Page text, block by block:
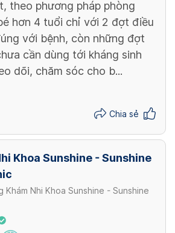
theo phương pháp phòng
hơn 4 tuổi chỉ với 2 đợt điều
với bệnh, còn những đợt
cần dùng tới kháng sinh
dõi, chăm sóc cho b...
Chia sẻ
Khoa Sunshine - Sunshine
Khám Nhi Khoa Sunshine - Sunshine